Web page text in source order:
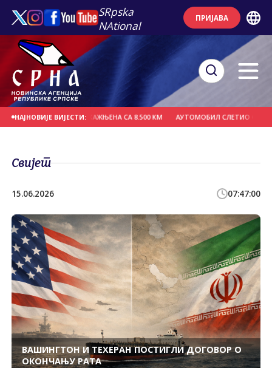
SRpska
NAtional
ПРИЈАВА
НАЈНОВИЈЕ ВИЈЕСТИ:
- ПСС КАЖЊЕНА СА 8.500 КМ АУТОМОБИЛ СЛЕТИО СА АУТО-
Свијет
15.06.2026 07:47:00
ВАШИНГТОН И ТЕХЕРАН ПОСТИГЛИ ДОГОВОР О
ОКОНЧАЊУ РАТА